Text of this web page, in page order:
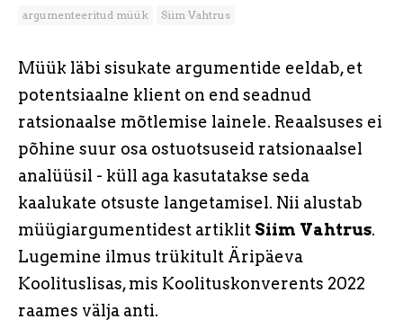
argumenteeritud müük Siim Vahtrus
Müük läbi sisukate argumentide eeldab, et
potentsiaalne klient on end seadnud
ratsionaalse mõtlemise lainele. Reaalsuses ei
põhine suur osa ostuotsuseid ratsionaalsel
analüüsil - küll aga kasutatakse seda
kaalukate otsuste langetamisel. Nii alustab
müügiargumentidest artiklit Siim Vahtrus.
Lugemine ilmus trükitult Äripäeva
Koolituslisas, mis Koolituskonverents 2022
raames välja anti.